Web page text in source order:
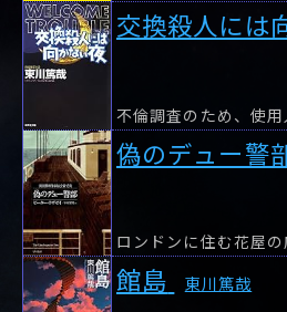
交換殺人には
不倫調査のため、使
偽のデュー警
館島 東川篤哉